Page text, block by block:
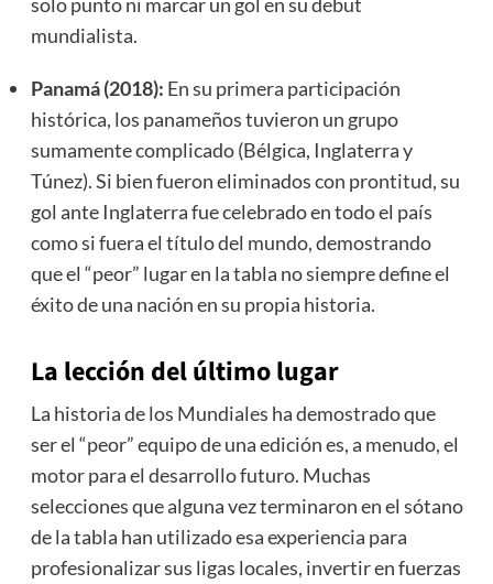
mundialista.
Panamá (2018): En su primera participación
histórica, los panameños tuvieron un grupo
sumamente complicado (Bélgica, Inglaterra y
Túnez). Si bien fueron eliminados con prontitud, su
gol ante Inglaterra fue celebrado en todo el país
como si fuera el título del mundo, demostrando
que el “peor” lugar en la tabla no siempre define el
éxito de una nación en su propia historia.
La lección del último lugar
La historia de los Mundiales ha demostrado que
ser el “peor” equipo de una edición es, a menudo, el
motor para el desarrollo futuro. Muchas
selecciones que alguna vez terminaron en el sótano
de la tabla han utilizado esa experiencia para
profesionalizar sus ligas locales, invertir en fuerzas